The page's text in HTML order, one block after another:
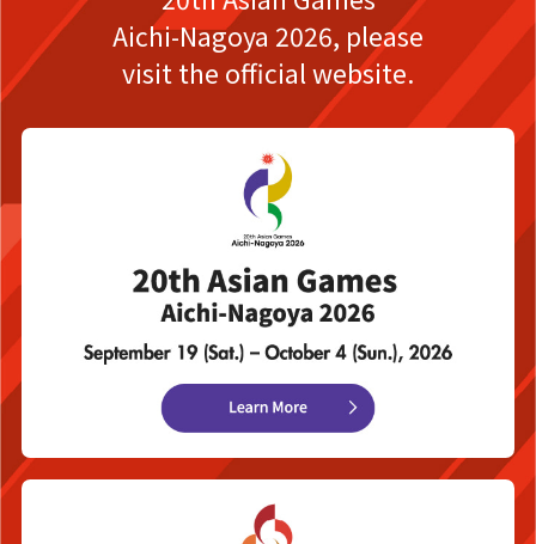
Aichi-Nagoya 2026, please
visit the official website.